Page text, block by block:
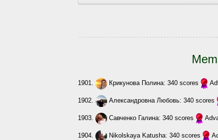
1901. Крикунова Полина: 340 scores
1902. Александровна Любовь: 340 scores
1903. Савченко Галина: 340 scores
1904. Nikolskaya Katusha: 340 scores